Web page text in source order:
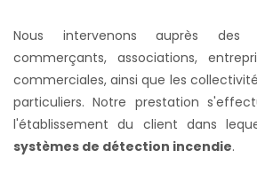
Nous intervenons auprès des
commerçants, associations,
commerciales, ainsi que les
particuliers. Notre prestation
l'établissement du client dans
systèmes de détection incendie.